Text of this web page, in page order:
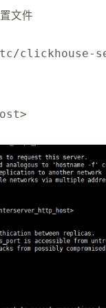
文件
clickhouse-